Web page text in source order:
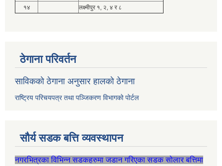
१४
लक्ष्मीपुर १, २, ४ र ८
ठेगाना परिवर्तन
साविकको ठेगाना अनुसार हालको ठेगाना
राष्ट्रिय परिचयपत्र तथा पञ्जिकरण विभागको पोर्टल
सौर्य सडक बत्ति व्यवस्थापन
नगरभित्रका विभिन्न सडकहरुमा जडान गरिएका सडक सोलार बत्तिमा